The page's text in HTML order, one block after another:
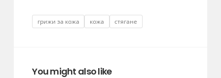
Tags
грижи за кожа кожа стягане
You might also like